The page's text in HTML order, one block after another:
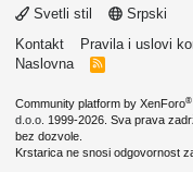
Svetli stil
Srpski
Kontakt
Pravila i uslovi
Naslovna
R
Community platform by XenForo®
d.o.o. 1999-2026. Sva prava
bez dozvole.
Krstarica ne snosi odgovornost